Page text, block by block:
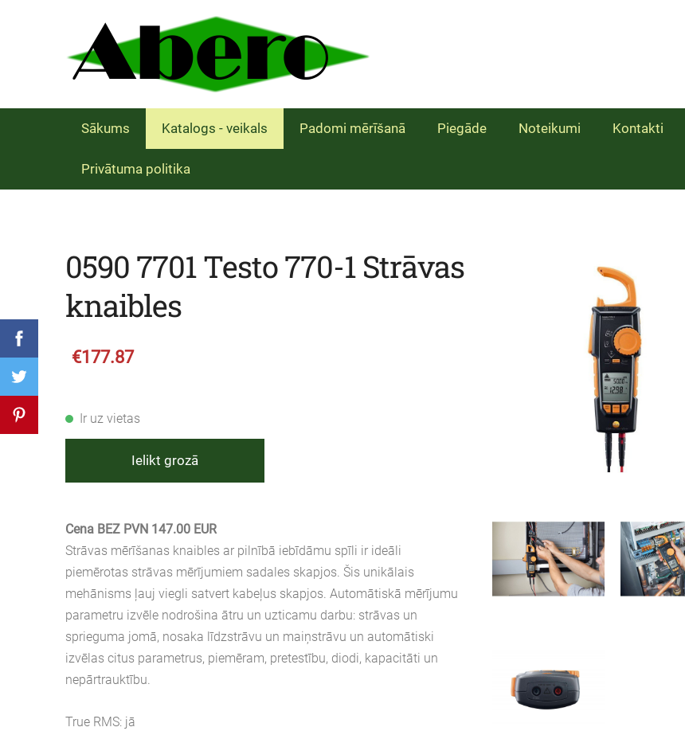
Sākums Katalogs - veikals Padomi mērīšanā Piegāde Noteikumi Kontakti
Privātuma politika
0590 7701 Testo 770-1 Strāvas
knaibles
€177.87
Ir uz vietas
Ielikt grozā
Cena BEZ PVN 147.00 EUR
Strāvas mērīšanas knaibles ar pilnībā iebīdāmu spīli ir ideāli
piemērotas strāvas mērījumiem sadales skapjos. Šis unikālais
mehānisms ļauj viegli satvert kabeļus skapjos. Automātiskā mērījumu
parametru izvēle nodrošina ātru un uzticamu darbu: strāvas un
sprieguma jomā, nosaka līdzstrāvu un maiņstrāvu un automātiski
izvēlas citus parametrus, piemēram, pretestību, diodi, kapacitāti un
nepārtrauktību.
True RMS: jā